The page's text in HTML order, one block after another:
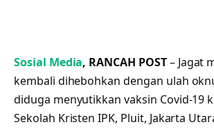
Sosial Media, RANCAH POST– Jagat
kembali dihebohkan dengan ulah
diduga menyutikkan vaksin Covid-19
Sekolah Kristen IPK, Pluit, Jakarta